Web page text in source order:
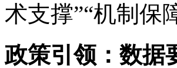
术支撑”“机制保
政策引领：数